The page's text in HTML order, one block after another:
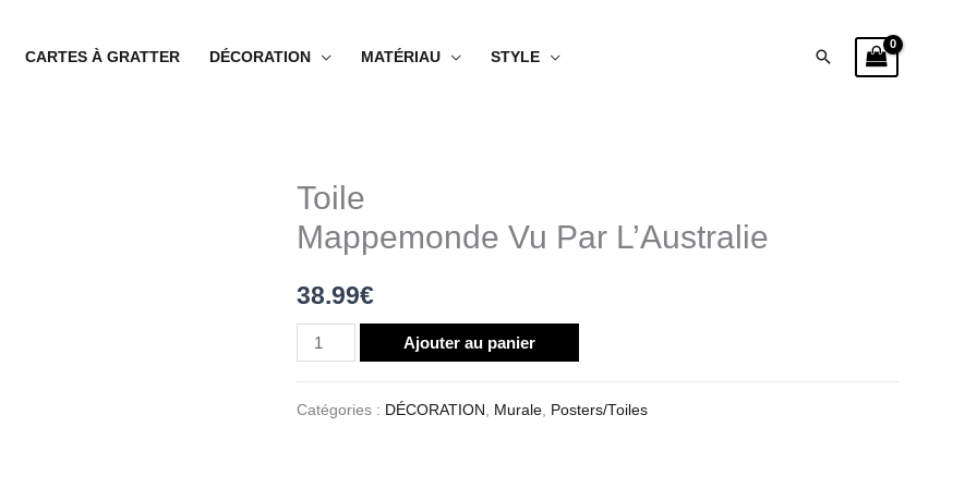
CARTES À GRATTER DÉCORATION MATÉRIAU STYLE Rechercher
Toile
Mappemonde Vu Par L’Australie
38.99€
quantité
de
Toile
Vu
Par
Ajouter au panier
Catégories : DÉCORATION , Murale, Posters/Toiles